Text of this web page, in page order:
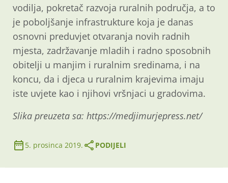
vodilja, pokretač razvoja ruralnih područja, a to
je poboljšanje infrastrukture koja je danas
osnovni preduvjet otvaranja novih radnih
mjesta, zadržavanje mladih i radno sposobnih
obitelji u manjim i ruralnim sredinama, i na
koncu, da i djeca u ruralnim krajevima imaju
iste uvjete kao i njihovi vršnjaci u gradovima.
Slika preuzeta sa: https://medjimurjepress.net/
5. prosinca 2019. PODIJELI